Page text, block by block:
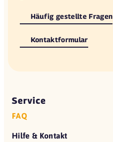
Häufig gestellte Fragen
Kontaktformular
Service
FAQ
Hilfe & Kontakt